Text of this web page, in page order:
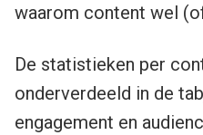
waarom content wel
De statistieken per
onderverdeeld in de
engagement en